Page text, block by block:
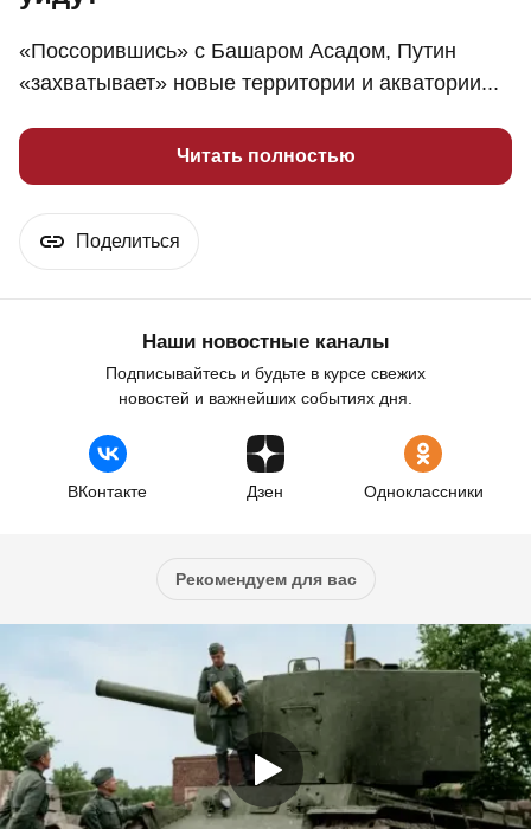
«Поссорившись» с Башаром Асадом, Путин
«захватывает» новые территории и акватории...
Читать полностью
Поделиться
Наши новостные каналы
Подписывайтесь и будьте в курсе свежих
новостей и важнейших событиях дня.
ВКонтакте Дзен Одноклассники
Рекомендуем для вас